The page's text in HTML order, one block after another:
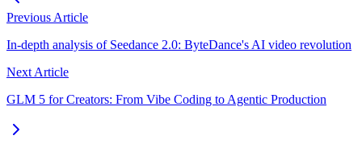
Previous Article
In-depth analysis of Seedance 2.0: ByteDance's AI video revolution
Next Article
GLM 5 for Creators: From Vibe Coding to Agentic Production